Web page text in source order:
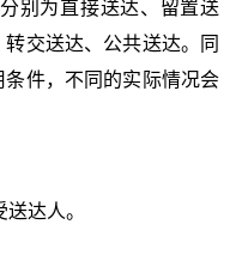
别为直接送达、留置送
交送达、公共送达。同
件，不同的实际情况会
达人。